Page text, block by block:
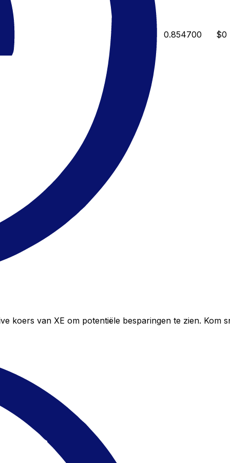
0.854700 $0
koers van XE om potentiële besparingen te zien. Kom